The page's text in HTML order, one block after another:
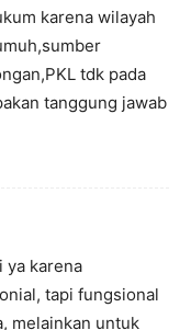
karena wilayah
tdk pada
tanggung jawab
ya karena
tapi fungsional
melainkan untuk